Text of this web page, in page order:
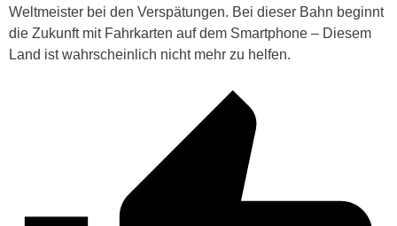
Weltmeister bei den Verspätungen. Bei dieser Bahn beginnt
die Zukunft mit Fahrkarten auf dem Smartphone – Diesem
Land ist wahrscheinlich nicht mehr zu helfen.